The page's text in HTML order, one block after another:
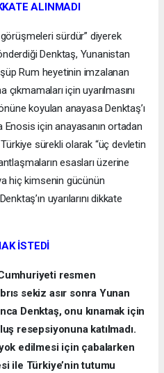
ALINMADI
görüşmeleri sürdür” diyerek
Denktaş, Yunanistan
Rum heyetinin imzalanan
çıkmamaları için uyarılmasını
koyulan anayasa Denktaş’ı
Enosis için anayasanın ortadan
Türkiye sürekli olarak “üç devletin
esasları üzerine
hiç kimsenin gücünün
uyarılarını dikkate
İSTEDİ
resmen
sekiz asır sonra Yunan
Denktaş, onu kınamak için
resepsiyonuna katılmadı.
edilmesi için çabalarken
ile Türkiye’nin tutumu